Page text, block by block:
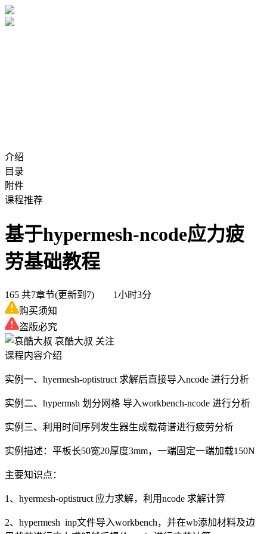
介绍
目录
附件
课程推荐
基于hypermesh-ncode应力疲
劳基础教程
165 共7章节(更新到7) 1小时3分
购买须知
盗版必究
哀酷大叔 关注
课程内容介绍
实例一、hyermesh-optistruct 求解后直接导入ncode 进行分析
实例二、hypermsh 划分网格 导入workbench-ncode 进行分析
实例三、利用时间序列发生器生成载荷谱进行疲劳分析
实例描述：平板长50宽20厚度3mm，一端固定一端加载150N
主要知识点：
1、hyermesh-optistruct 应力求解，利用ncode 求解计算
2、hypermesh inp文件导入workbench，并在wb添加材料及边